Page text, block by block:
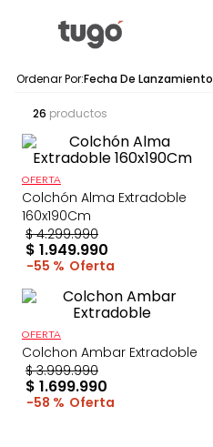
Fecha De Lanzamiento
26 productos
OFERTA
Colchón Alma Extradoble
160x190Cm
$ 4.299.990
$ 1.949.990
55 %
OFERTA
Colchon Ambar Extradoble
$ 3.999.990
$ 1.699.990
58 %
Silla
Sofa
Cuadros
Poltrona
Cama
Mesa Centro
Mesa Noche